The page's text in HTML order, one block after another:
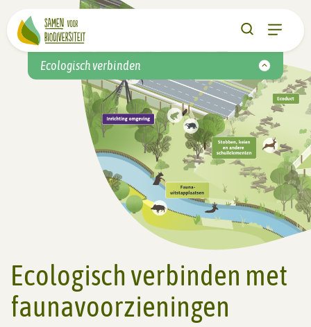
Ecologisch verbinden
Ecologisch verbinden met
faunavoorzieningen